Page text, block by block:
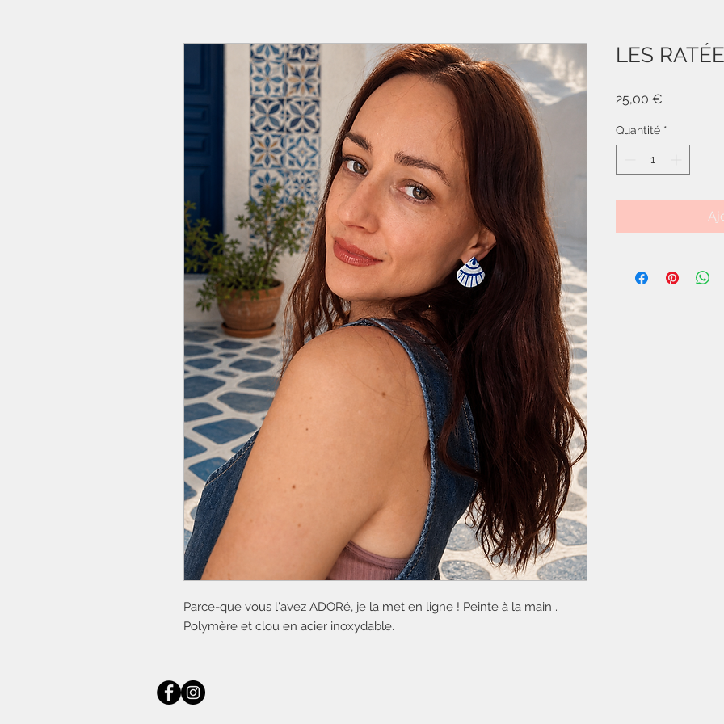
Parce-que vous l'avez ADORé, je la met en ligne ! Peinte à la main .
Polymère et clou en acier inoxydable.
LES
25,00 €
Quantité *